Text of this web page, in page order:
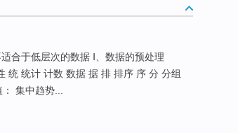
合于低层次的数据 Ⅰ、数据的预处理
统 统计 计数 数据 据 排 排序 序 分 分组
集中趋势...